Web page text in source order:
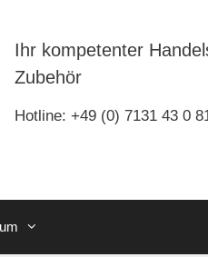
Ihr kompetenter
Zubehör
Hotline: +49 (0) 7131 43 0